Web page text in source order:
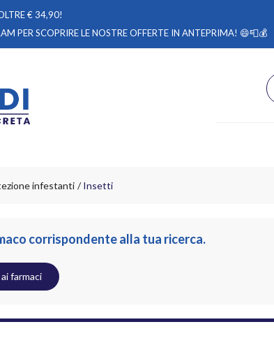
€ 34,90!
PER SCOPRIRE LE NOSTRE OFFERTE IN ANTEPRIMA! 😄📮💰
infestanti Insetti
corrispondente alla tua ricerca.
farmaci